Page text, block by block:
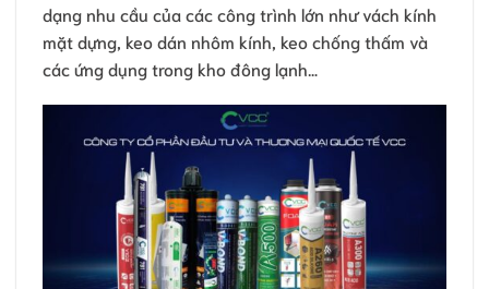
dạng nhu cầu của các công trình lớn như vách kính
mặt dựng, keo dán nhôm kính, keo chống thấm và
các ứng dụng trong kho đông lạnh…